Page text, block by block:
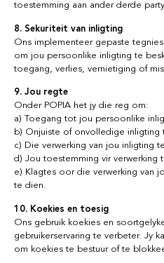
toestemming aan ander derde
8. Sekuriteit van inligting
Ons implementeer gepaste
om jou persoonlike inligting te
toegang, verlies, vernietiging of
9. Jou regte
Onder POPIA het jy die reg om:
a) Toegang tot jou persoonlike
b) Onjuiste of onvolledige inligting
c) Die verwerking van jou inligting
d) Jou toestemming vir verwerking
e) Klagtes oor die verwerking van
te dien.
10. Koekies en toesig
Ons gebruik koekies en
gebruikerservaring te verbeter. Jy
om koekies te bestuur of te